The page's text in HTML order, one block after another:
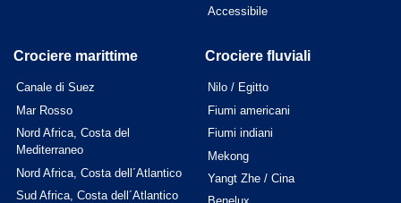
Accessibile
Crociere marittime
Canale di Suez
Mar Rosso
Nord Africa, Costa del
Mediterraneo
Nord Africa, Costa dell´Atlantico
Sud Africa, Costa dell´Atlantico
Crociere fluviali
Nilo / Egitto
Fiumi americani
Fiumi indiani
Mekong
Yangt Zhe / Cina